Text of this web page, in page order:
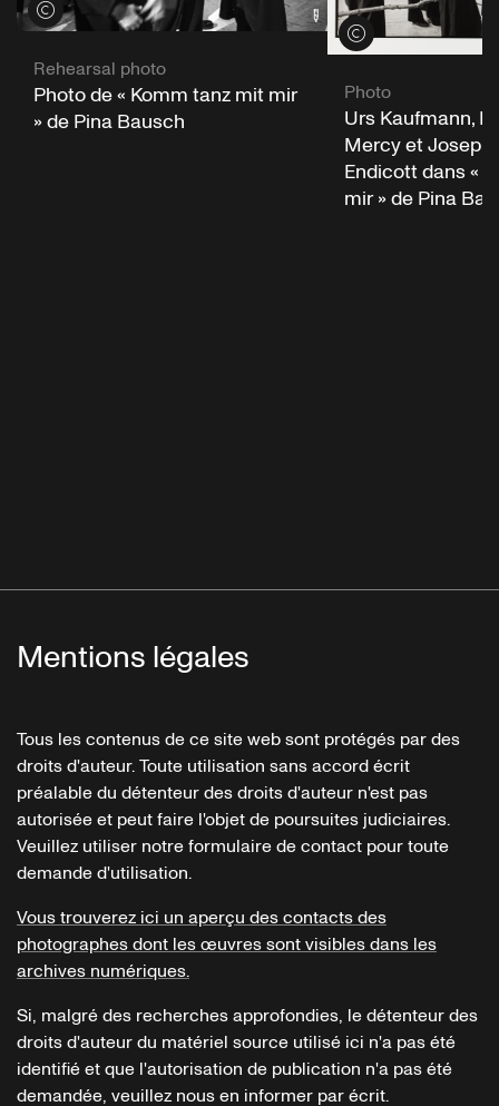
Voir les crédits
Rehearsal photo
Photo de « Komm tanz mit mir
» de Pina Bausch
Voir les crédits
Photo
Urs Kaufmann,
Mercy et
Endicott dans «
mir » de Pina
Mentions légales
Tous les contenus de ce site web sont protégés par des
droits d'auteur. Toute utilisation sans accord écrit
préalable du détenteur des droits d'auteur n'est pas
autorisée et peut faire l'objet de poursuites judiciaires.
Veuillez utiliser notre formulaire de contact pour toute
demande d'utilisation.
Vous trouverez ici un aperçu des contacts des
photographes dont les œuvres sont visibles dans les
archives numériques.
Si, malgré des recherches approfondies, le détenteur des
droits d'auteur du matériel source utilisé ici n'a pas été
identifié et que l'autorisation de publication n'a pas été
demandée, veuillez nous en informer par écrit.